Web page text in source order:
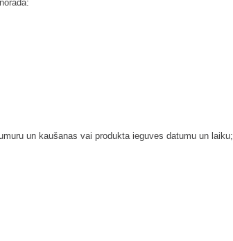
un kaušanas vai produkta ieguves datumu un laiku;